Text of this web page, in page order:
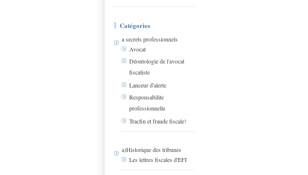
Catégories
a secrets professionnels
Avocat
Déontologie de l'avocat
fiscaliste
Lanceur d'alerte
Responsabilite
professionnelle
Tracfin et fraude fiscale!
a)Historique des tribunes
Les lettres fiscales d'EFI